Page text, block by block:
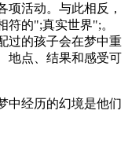
项活动。与此相反，
符的";真实世界";。
过的孩子会在梦中重
地点、结果和感受可
经历的幻境是他们